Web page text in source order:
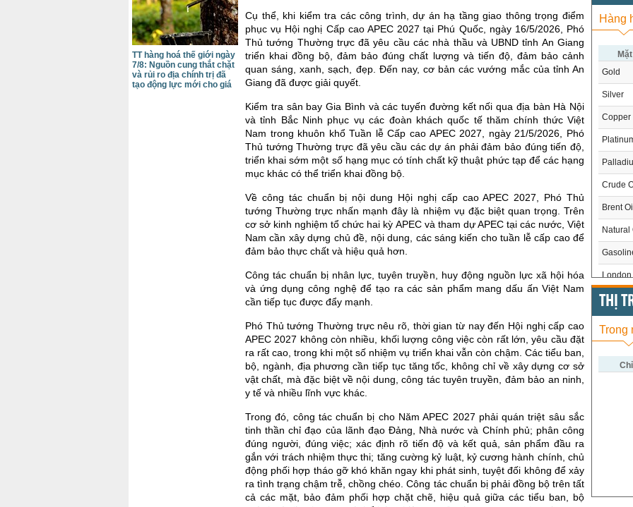
Cụ thể, khi kiểm tra các công trình, dự án hạ tầng giao thông trọng điểm
phục vụ Hội nghị Cấp cao APEC 2027 tại Phú Quốc, ngày 16/5/2026, Phó
Thủ tướng Thường trực đã yêu cầu các nhà thầu và UBND tỉnh An Giang
triển khai đồng bộ, đảm bảo đúng chất lượng và tiến độ, đảm bảo cảnh
quan sáng, xanh, sạch, đẹp. Đến nay, cơ bản các vướng mắc của tỉnh An
Giang đã được giải quyết.
Kiểm tra sân bay Gia Bình và các tuyến đường kết nối qua địa bàn Hà Nội
và tỉnh Bắc Ninh phục vụ các đoàn khách quốc tế thăm chính thức Việt
Nam trong khuôn khổ Tuần lễ Cấp cao APEC 2027, ngày 21/5/2026, Phó
Thủ tướng Thường trực đã yêu cầu các dự án phải đảm bảo đúng tiến độ,
triển khai sớm một số hạng mục có tính chất kỹ thuật phức tạp để các hạng
mục khác có thể triển khai đồng bộ.
Về công tác chuẩn bị nội dung Hội nghị cấp cao APEC 2027, Phó Thủ
tướng Thường trực nhấn mạnh đây là nhiệm vụ đặc biệt quan trọng. Trên
cơ sở kinh nghiệm tổ chức hai kỳ APEC và tham dự APEC tại các nước, Việt
Nam cần xây dựng chủ đề, nội dung, các sáng kiến cho tuần lễ cấp cao để
đảm bảo thực chất và hiệu quả hơn.
Công tác chuẩn bị nhân lực, tuyên truyền, huy động nguồn lực xã hội hóa
và ứng dụng công nghệ để tạo ra các sản phẩm mang dấu ấn Việt Nam
cần tiếp tục được đẩy mạnh.
Phó Thủ tướng Thường trực nêu rõ, thời gian từ nay đến Hội nghị cấp cao
APEC 2027 không còn nhiều, khối lượng công việc còn rất lớn, yêu cầu đặt
ra rất cao, trong khi một số nhiệm vụ triển khai vẫn còn chậm. Các tiểu ban,
bộ, ngành, địa phương cần tiếp tục tăng tốc, không chỉ về xây dựng cơ sở
vật chất, mà đặc biệt về nội dung, công tác tuyên truyền, đảm bảo an ninh,
y tế và nhiều lĩnh vực khác.
Trong đó, công tác chuẩn bị cho Năm APEC 2027 phải quán triệt sâu sắc
tinh thần chỉ đạo của lãnh đạo Đảng, Nhà nước và Chính phủ; phân công
đúng người, đúng việc; xác định rõ tiến độ và kết quả, sản phẩm đầu ra
gắn với trách nhiệm thực thi; tăng cường kỷ luật, kỷ cương hành chính, chủ
động phối hợp tháo gỡ khó khăn ngay khi phát sinh, tuyệt đối không để xảy
ra tình trạng chậm trễ, chồng chéo. Công tác chuẩn bị phải đồng bộ trên tất
cả các mặt, bảo đảm phối hợp chặt chẽ, hiệu quả giữa các tiểu ban, bộ
TT hàng hoá thế giới ngày
7/8: Nguồn cung thắt chặt
và rủi ro địa chính trị đã
tạo động lực mới cho giá
Hàng
Gold
Silver
Copper
Crude
Brent
Natural
London
US
US
US
THỊ
Trong